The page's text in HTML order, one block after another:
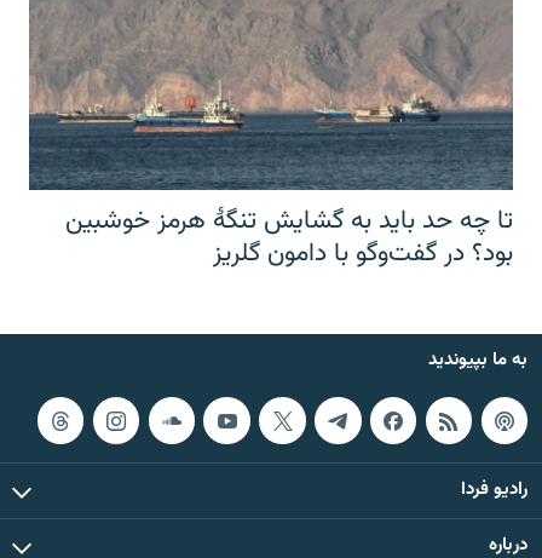
تا چه حد باید به گشایش تنگهٔ هرمز خوشبین
بود؟ در گفت‌وگو با دامون گلریز
به ما بپیوندید
رادیو فردا
درباره